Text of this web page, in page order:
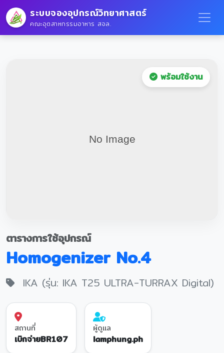
ระบบจองอุปกรณ์วิทยาศาสตร์
คณะอุตสาหกรรมอาหาร สจล.
พร้อมใช้งาน
ตารางการใช้อุปกรณ์
Homogenizer No.4
IKA (รุ่น: IKA T25 ULTRA-TURRAX Digital)
สถานที่
เบิกจ่ายBR107
ผู้ดูแล
lamphung.ph